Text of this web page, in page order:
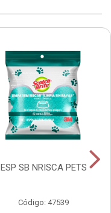
ESP SB NRISCA PETS
Código: 47539